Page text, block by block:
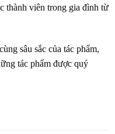
thành viên trong gia đình từ
sâu sắc của tác phẩm,
tác phẩm được quý